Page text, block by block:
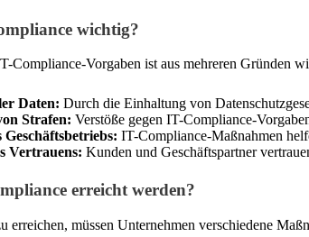
wichtig?
Compliance-Vorgaben ist aus mehreren Gründen
Daten: Durch die Einhaltung von
Strafen: Verstöße gegen IT-Compliance-
Geschäftsbetriebs: IT-Compliance-Maßnahmen
Vertrauens: Kunden und Geschäftspartner
erreicht werden?
erreichen, müssen Unternehmen verschiedene